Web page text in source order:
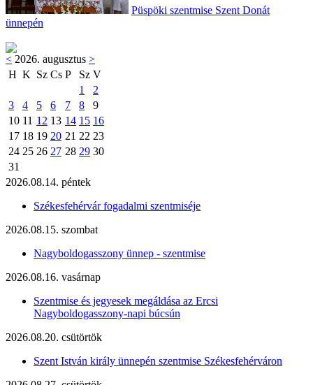
Püspöki szentmise Szent Donát
ünnepén
< 2026. augusztus >
H K Sz Cs P Sz V
1
2
3
4 5 6 7 8
9
10 11 12 13 14 15 16
17 18 19 20 21 22 23
24 25 26 27 28 29 30
31
2026.08.14. péntek
Székesfehérvár fogadalmi szentmiséje
2026.08.15. szombat
Nagyboldogasszony ünnep - szentmise
2026.08.16. vasárnap
Szentmise és jegyesek megáldása az Ercsi
Nagyboldogasszony-napi búcsún
2026.08.20. csütörtök
Szent István király ünnepén szentmise Székesfehérváron